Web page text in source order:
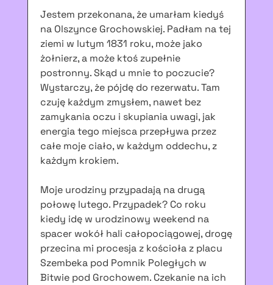
Jestem przekonana, że umarłam kiedyś
na Olszynce Grochowskiej. Padłam na tej
ziemi w lutym 1831 roku, może jako
żołnierz, a może ktoś zupełnie
postronny. Skąd u mnie to poczucie?
Wystarczy, że pójdę do rezerwatu. Tam
czuję każdym zmysłem, nawet bez
zamykania oczu i skupiania uwagi, jak
energia tego miejsca przepływa przez
całe moje ciało, w każdym oddechu, z
każdym krokiem.
Moje urodziny przypadają na drugą
połowę lutego. Przypadek? Co roku
kiedy idę w urodzinowy weekend na
spacer wokół hali całopociągowej, drogę
przecina mi procesja z kościoła z placu
Szembeka pod Pomnik Poległych w
Bitwie pod Grochowem. Czekanie na ich